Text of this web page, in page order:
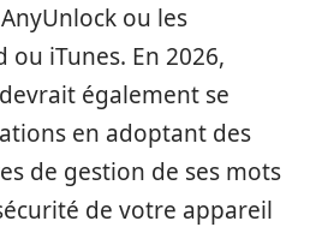
ou les
iTunes. En 2026,
également se
en adoptant des
de gestion de ses mots
de votre appareil